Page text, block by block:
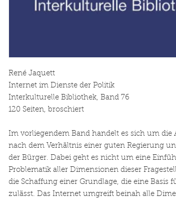
René Jaquett
Internet im Dienste der Politik
Interkulturelle Bibliothek, Band 76
120 Seiten, broschiert
Im vorliegendem Band handelt es sich um die
nach dem Verhältnis einer guten Regierung
der Bürger. Dabei geht es nicht um eine
Problematik aller Dimensionen dieser
die Schaffung einer Grundlage, die eine Basis
zulässt. Das Internet umgreift beinah alle